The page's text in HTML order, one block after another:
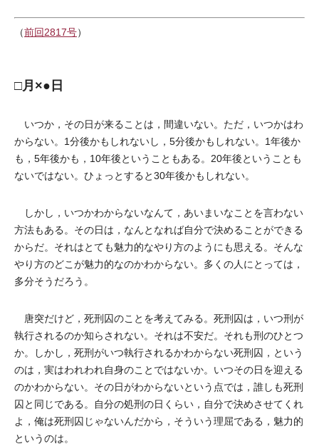
（前回2817号）
□月×●日
いつか，その日が来ることは，間違いない。ただ，いつかはわ
からない。1分後かもしれないし，5分後かもしれない。1年後か
も，5年後かも，10年後ということもある。20年後ということも
ないではない。ひょっとすると30年後かもしれない。
しかし，いつかわからないなんて，あいまいなことを言わない
方法もある。その日は，なんとなれば自分で決めることができる
からだ。それはとても魅力的なやり方のようにも思える。そんな
やり方のどこが魅力的なのかわからない。多くの人にとっては，
多分そうだろう。
唐突だけど，死刑囚のことを考えてみる。死刑囚は，いつ刑が
執行されるのか知らされない。それは不安だ。それも刑のひとつ
か。しかし，死刑がいつ執行されるかわからない死刑囚，という
のは，実はわれわれ自身のことではないか。いつその日を迎える
のかわからない。その日がわからないという点では，誰しも死刑
囚と同じである。自分の処刑の日くらい，自分で決めさせてくれ
よ，俺は死刑囚じゃないんだから，そういう理屈である，魅力的
というのは。